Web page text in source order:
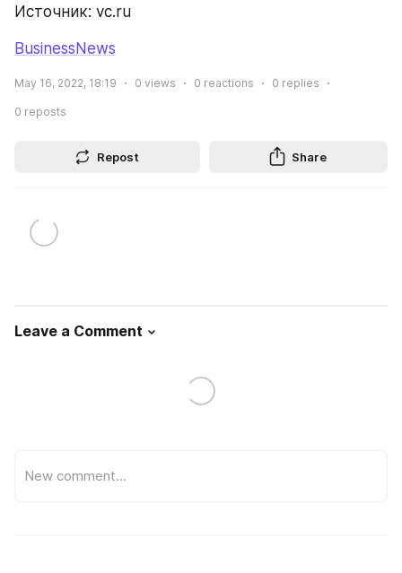
Источник: vc.ru
BusinessNews
May 16, 2022, 18:19 0 views 0 reactions 0 replies
0 reposts
Repost Share
Leave a Comment